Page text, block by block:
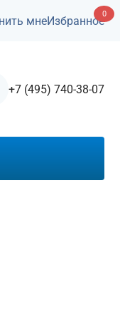
мнеИзбранное
0
+7 (495) 740-38-07